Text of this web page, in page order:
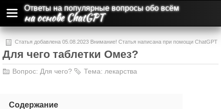
Ответы на популярные вопросы обо всём
на основе ChatGPT
Статья добавлена 05.08.2023 Внимание! Статья написана при помощи ChatGPT
и может содержать ошибки и неточности.
Для чего таблетки Омез?
Вопрос: Для чего? Тема: лекарства
Содержание